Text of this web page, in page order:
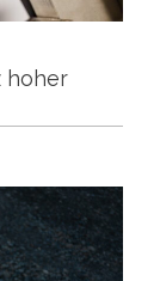
hoher